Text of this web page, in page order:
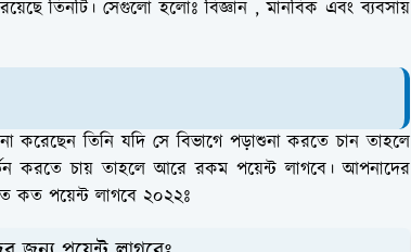
তিনটি। সেগুলো হলোঃবিজ্ঞান , মানবিক এবং ব্যবসায়
করেছেন তিনি যদি সে বিভাগে পড়াশুনা করতে চান তাহলে
করতে চায় তাহলে আরে রকম পয়েন্ট লাগবে। আপনাদের
কত পয়েন্ট লাগবে ২০২২ঃ